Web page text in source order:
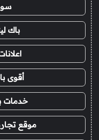
باك
أقوى
خدمات با
موقع